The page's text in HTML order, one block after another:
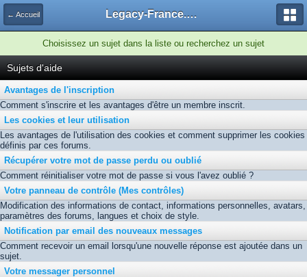
← Accueil Legacy-France.org - Forum
Choisissez un sujet dans la liste ou recherchez un sujet
Sujets d'aide
Avantages de l'inscription
Comment s'inscrire et les avantages d'être un membre inscrit.
Les cookies et leur utilisation
Les avantages de l'utilisation des cookies et comment supprimer les cookies
définis par ces forums.
Récupérer votre mot de passe perdu ou oublié
Comment réinitialiser votre mot de passe si vous l'avez oublié ?
Votre panneau de contrôle (Mes contrôles)
Modification des informations de contact, informations personnelles, avatars,
paramètres des forums, langues et choix de style.
Notification par email des nouveaux messages
Comment recevoir un email lorsqu'une nouvelle réponse est ajoutée dans un
sujet.
Votre messager personnel